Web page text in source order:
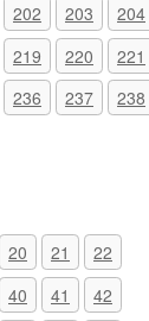
202 203
204
219 220
221
236 237
238
20 21
22
40 41
42